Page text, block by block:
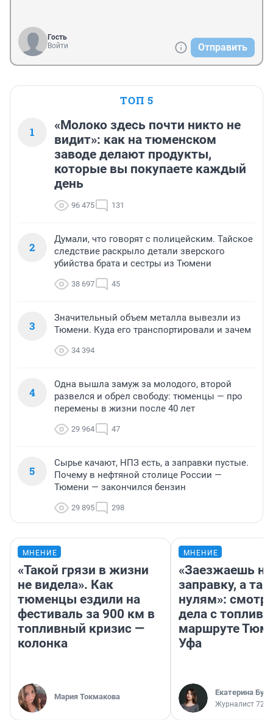
Гость
Войти
Отправить
ТОП 5
1
«Молоко здесь почти никто не
видит»: как на тюменском
заводе делают продукты,
которые вы покупаете каждый
день
96 475 131
2
Думали, что говорят с полицейским. Тайское
следствие раскрыло детали зверского
убийства брата и сестры из Тюмени
38 697 45
3
Значительный объем металла вывезли из
Тюмени. Куда его транспортировали и зачем
34 394
4
Одна вышла замуж за молодого, второй
развелся и обрел свободу: тюменцы — про
перемены в жизни после 40 лет
29 964 47
5
Сырье качают, НПЗ есть, а заправки пустые.
Почему в нефтяной столице России —
Тюмени — закончился бензин
29 895 298
МНЕНИЕ
«Такой грязи в жизни
не видела». Как
тюменцы ездили на
фестиваль за 900 км в
топливный кризис —
колонка
Мария Токмакова
МНЕНИЕ
«Заезжаешь на
заправку, а
нулям»:
дела с
маршруте
Уфа
Екатерина
Журналист